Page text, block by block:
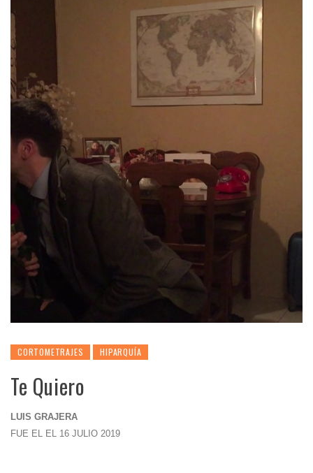
CORTOMETRAJES HIPARQUÍA
Te Quiero
LUIS GRAJERA
FUE EL EL 16 JULIO 2019